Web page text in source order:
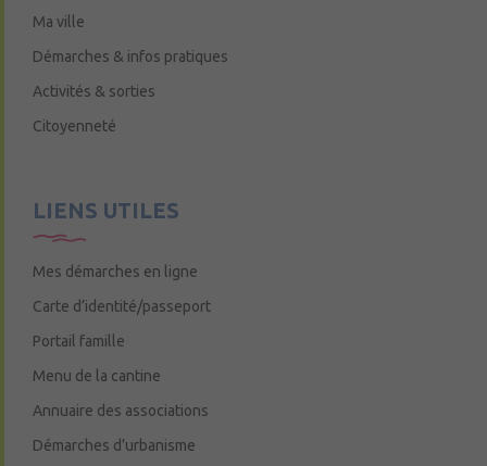
Ma ville
Démarches & infos pratiques
Activités & sorties
Citoyenneté
LIENS UTILES
Mes démarches en ligne
Carte d’identité/passeport
Portail famille
Menu de la cantine
Annuaire des associations
Démarches d’urbanisme